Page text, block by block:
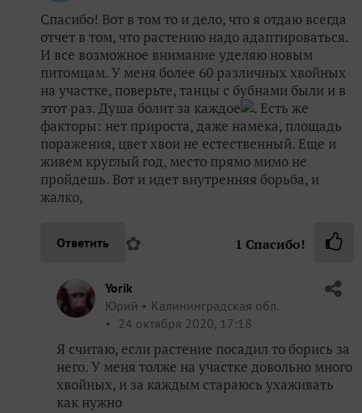
Спасибо! Вот в том то и дело, что я отдаю всегда
отчет в том, что растению надо адаптироваться.
И все возможное внимание уделяю новым
питомцам. У меня более 60 различных хвойных
на участке, поверьте, танцы с бубнами были и в
этот раз. Душа болит за каждое
. Есть же
факторы: нет прироста, даже намека, площадь
поражения, цвет хвои не естественный. Еще и
живем круглый год, место прямо мимо не
пройдешь. Вот и идет внутренняя борьба, и
жалко,
Ответить ✿ 1 Спасибо!
Yorik
Юрий
Калининградская обл.
24 октября 2020, 17:18
Я считаю, если растение посадил то борись за
него. У меня толже на участке довольно много
хвойных, и за каждым стараюсь ухаживать
как нужно